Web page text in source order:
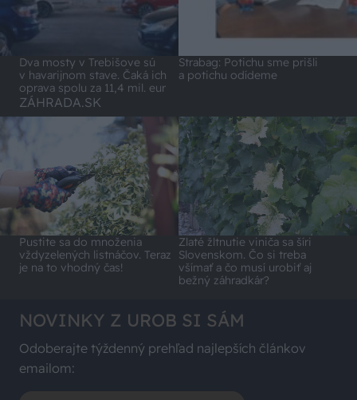
Dva mosty v Trebišove sú
v havarijnom stave. Čaká ich
oprava spolu za 11,4 mil. eur
Strabag: Potichu sme prišli
a potichu odídeme
ZÁHRADA.SK
Pustite sa do množenia
vždyzelených listnáčov. Teraz
je na to vhodný čas!
Zlaté žltnutie viniča sa šíri
Slovenskom. Čo si treba
všímať a čo musí urobiť aj
bežný záhradkár?
NOVINKY Z UROB SI SÁM
Odoberajte týždenný prehľad najlepších článkov
emailom: